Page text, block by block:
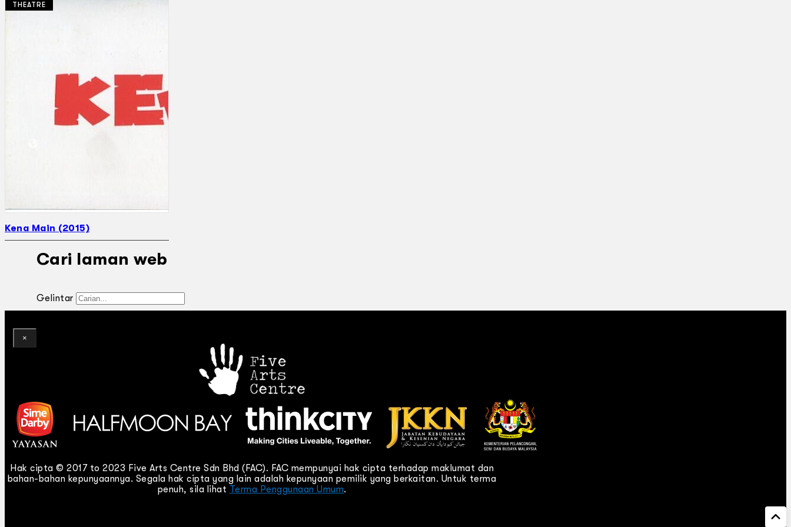
Tarian
Artikel
Penapisan
Sejarah Lisan
Mengenai Kami
Cari laman web
Gelintar
×
THEATRE
Kena Main (2015)
Hak cipta © 2017 to 2023 Five Arts Centre Sdn Bhd (FAC). FAC mempunyai hak cipta terhadap maklumat dan
bahan-bahan kepunyaannya. Segala hak cipta yang lain adalah kepunyaan pemilik yang berkaitan. Untuk terma
penuh, sila lihat Terma Penggunaan Umum.